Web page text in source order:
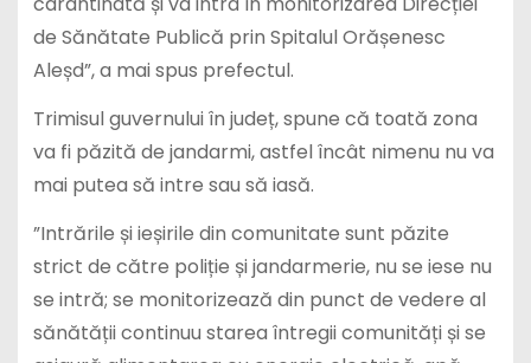
de Sănătate Publică prin Spitalul Orășenesc
Aleșd”, a mai spus prefectul.
Trimisul guvernului în județ, spune că toată zona
va fi păzită de jandarmi, astfel încât nimenu nu va
mai putea să intre sau să iasă.
”Intrările și ieșirile din comunitate sunt păzite
strict de către poliție și jandarmerie, nu se iese nu
se intră; se monitorizează din punct de vedere al
sănătății continuu starea întregii comunități și se